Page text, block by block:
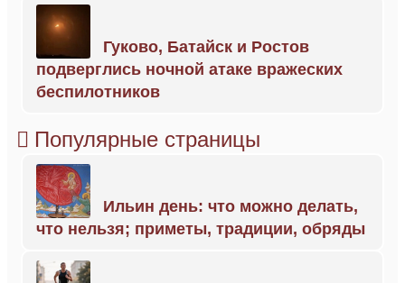
Гуково, Батайск и Ростов
подверглись ночной атаке вражеских
беспилотников
Популярные страницы
Ильин день: что можно делать,
что нельзя; приметы, традиции, обряды